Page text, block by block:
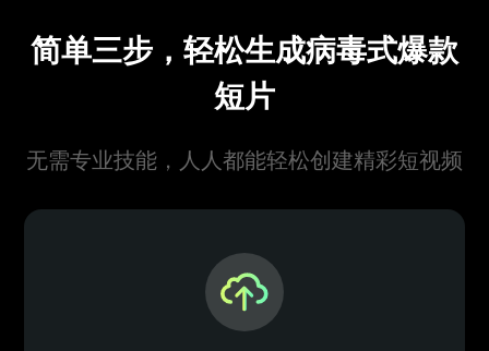
简单三步，轻松生成病毒式爆款
短片
无需专业技能，人人都能轻松创建精彩短视频